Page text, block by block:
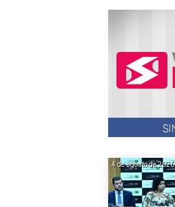
4 de agosto de 2026